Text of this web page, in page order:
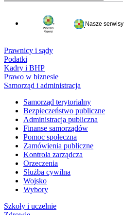
Nasze serwisy
Prawnicy i sądy
Podatki
Kadry i BHP
Prawo w biznesie
Samorząd i administracja
Samorząd terytorialny
Bezpieczeństwo publiczne
Administracja publiczna
Finanse samorządów
Pomoc społeczna
Zamówienia publiczne
Kontrola zarządcza
Orzeczenia
Służba cywilna
Wojsko
Wybory
Szkoły i uczelnie